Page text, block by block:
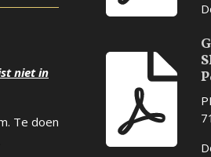
niet in
Te doen